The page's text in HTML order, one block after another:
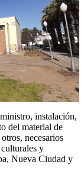
instalación,
del material de
necesarios
y
Nueva Ciudad y